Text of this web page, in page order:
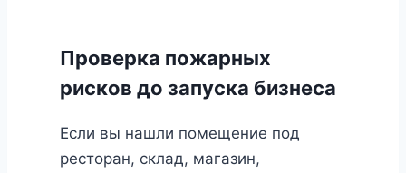
Проверка пожарных
рисков до запуска бизнеса
Если вы нашли помещение под
ресторан, склад, магазин,